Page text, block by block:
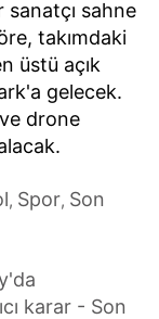
sahne
takımdaki
üstü açık
gelecek.
drone
, Spor, Son
karar - Son